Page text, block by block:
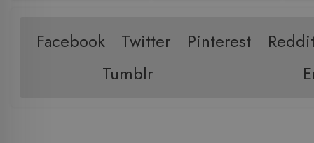
Facebook Twitter Pinterest
Tumblr